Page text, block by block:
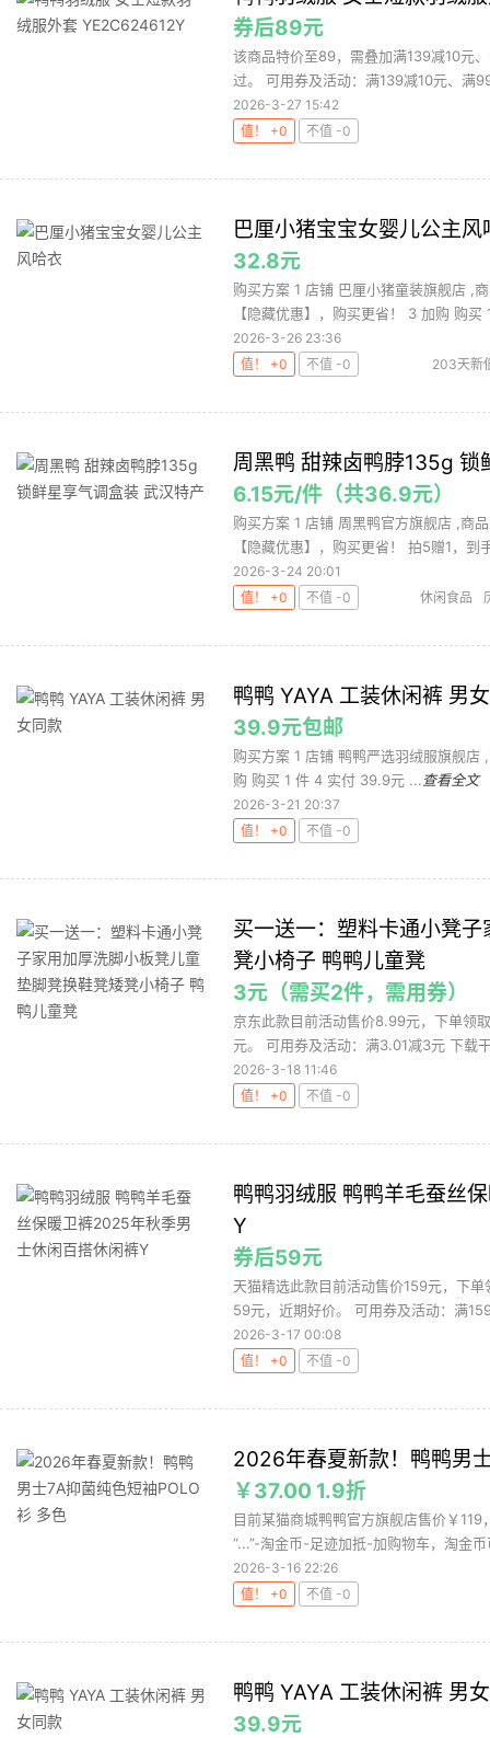
券后89元
该商品特价至89，需叠加满139减10元
过。 可用券及活动：满139减10元、满
2026-3-27 15:42
值！ +0
不值 -0
巴厘小猪宝宝女婴儿公主风
32.8元
购买方案 1 店铺 巴厘小猪童装旗舰店 ,
【隐藏优惠】，购买更省！ 3 加购 购买
2026-3-26 23:36
值！ +0
不值 -0 203天新
周黑鸭 甜辣卤鸭脖135g 锁
6.15元/件（共36.9元）
购买方案 1 店铺 周黑鸭官方旗舰店 ,商
【隐藏优惠】，购买更省！ 拍5赠1，到
2026-3-24 20:01
值！ +0
不值 -0 休闲食品
鸭鸭 YAYA 工装休闲裤 男
39.9元包邮
购买方案 1 店铺 鸭鸭严选羽绒服旗舰
购 购买 1 件 4 实付 39.9元 ... 查看全文
2026-3-21 20:37
值！ +0
不值 -0
买一送一：塑料卡通小凳
凳小椅子 鸭鸭儿童凳
3元（需买2件，需用券）
京东此款目前活动售价8.99元，下单领
元。 可用券及活动：满3.01减3元 下载
2026-3-18 11:46
值！ +0
不值 -0
鸭鸭羽绒服 鸭鸭羊毛蚕丝
Y
券后59元
天猫精选此款目前活动售价159元，下
59元，近期好价。 可用券及活动：满
2026-3-17 00:08
值！ +0
不值 -0
2026年春夏新款！鸭鸭男
￥37.00 1.9折
目前某猫商城鸭鸭官方旗舰店售价￥
“...”-淘金币-足迹加抵-加购物车，淘金
2026-3-16 22:26
值！ +0
不值 -0
鸭鸭 YAYA 工装休闲裤 男
39.9元